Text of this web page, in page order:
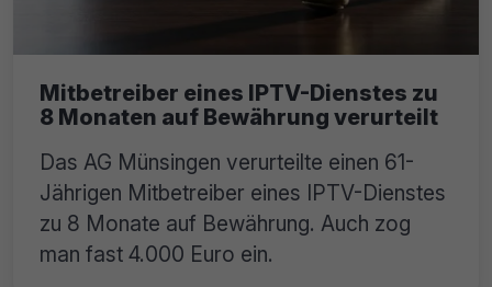
Mitbetreiber eines IPTV-Dienstes zu
8 Monaten auf Bewährung verurteilt
Das AG Münsingen verurteilte einen 61-
Jährigen Mitbetreiber eines IPTV-Dienstes
zu 8 Monate auf Bewährung. Auch zog
man fast 4.000 Euro ein.